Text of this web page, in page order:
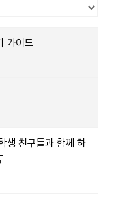
가이드
생 친구들과 함께 하